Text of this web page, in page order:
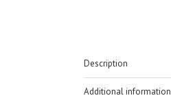
Description
Additional information